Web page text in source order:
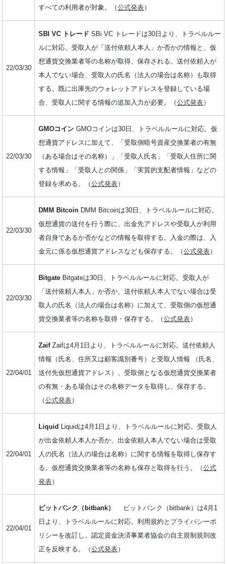
すべての利用者が対象。（公式発表）
22/03/30
SBI VC トレード SBi VC トレードは30日より、トラベルルー
ルに対応。受取人が「送付依頼人本人」か否かの情報と、仮
想通貨交換業者等の名称が取得、保存される。送付依頼人が
本人でない場合、受取人の氏名（法人の場合は名称）も取得
する。既に出庫先のウォレットアドレスを登録している場
合、受取人に関する情報の追加入力が必要。（公式発表）
22/03/30
GMOコインGMOコインは30日、トラベルルールに対応。仮
想通貨アドレスに加えて、「受取側暗号資産交換業者の有無
（ある場合はその名称）」「受取人氏名」「受取人住所に関
する情報」「受取人との関係」「実質的支配者情報」などの
登録を求める。（公式発表）
22/03/30
DMM BitcoinDMM Bitcoinは30日、トラベルルールに対応。
仮想通貨の送付を行う際に、出金先アドレスや受取人が利用
者自身であるか否かなどの情報を取得する。入金の際は、入
金元に係る仮想通貨アドレスなども保存する。（公式発表）
22/03/30
BitgateBitgateは30日、トラベルルールに対応。受取人が
「送付依頼人本人」か否か、送付依頼人本人でない場合は受
取人の氏名（法人の場合は名称）に加えて、受取側の仮想通
貨交換業者等の名称を取得・保存する。（公式発表）
22/04/01
ZaifZaifは4月1日より、トラベルルールに対応。送付依頼人
情報（氏名、住所又は顧客識別番号）と受取人情報 （氏名、
送付先仮想通貨アドレス）、受取側となる仮想通貨交換業者
の有無・ある場合はその名称データを取得し、保存する。
（公式発表）
22/04/01
Liquid Liquidは4月1日より、トラベルルールに対応。受取人
が出金依頼人本人か否か、出金依頼人本人でない場合は受取
人の氏名（法人の場合は名称）に関する情報を取得し保存す
る。仮想通貨交換業者等の名称も保存と取得を行う。（公式
発表）
22/04/01
ビットバンク（bitbank）
ビットバンク（bitbank）は4月1
日より、トラベルルールに対応。利用規約とプライバシーポ
リシーを改訂し、認定資金決済事業者協会の自主規制規則改
正を反映する。（公式発表）